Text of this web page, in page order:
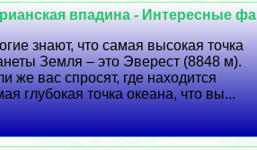
впадина - Интересные
знают, что самая высокая точка
Земля – это Эверест (8848 м).
же вас спросят, где находится
глубокая точка океана, что вы...